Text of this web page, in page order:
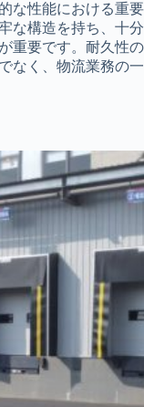
な性能における重要
な構造を持ち、十分
重要です。耐久性の
なく、物流業務の一